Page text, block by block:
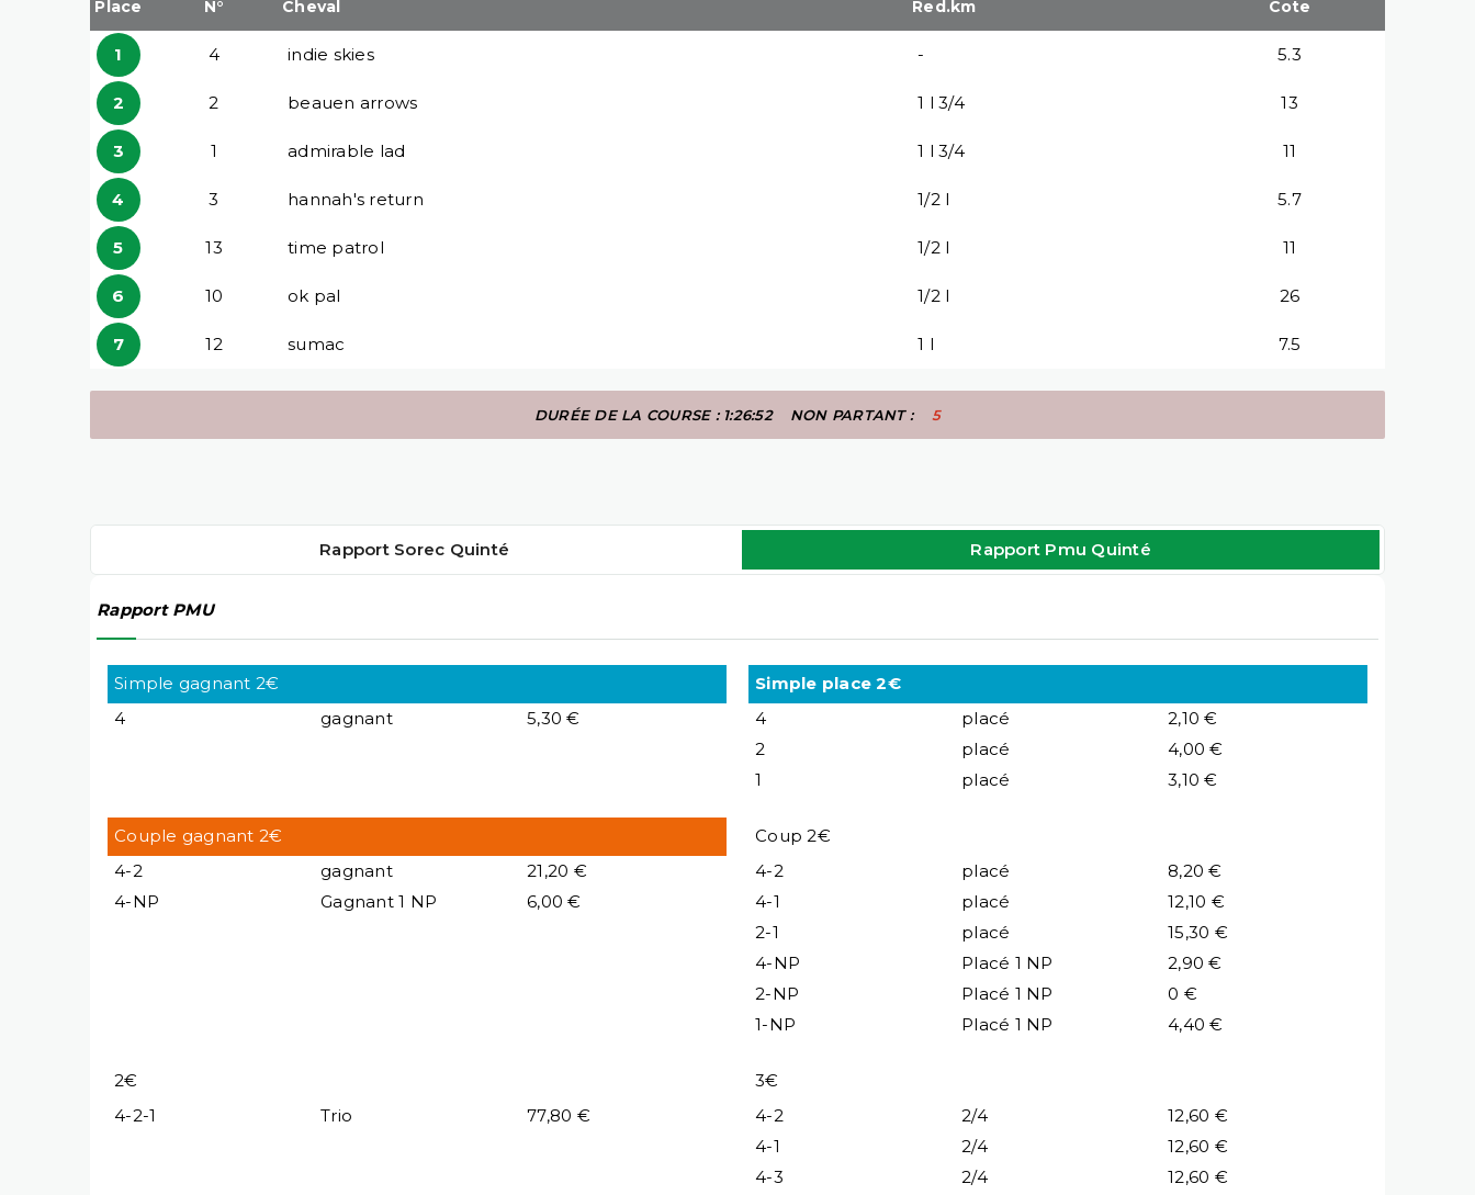
Place N° Cheval Red.km Cote
1 4 indie skies - 5.3
2 2 beauen arrows 1 l 3/4 13
3 1 admirable lad 1 l 3/4 11
4 3 hannah's return 1/2 l 5.7
5 13 time patrol 1/2 l 11
6 10 ok pal 1/2 l 26
7 12 sumac 1 l 7.5
DURÉE DE LA COURSE : 1:26:52 NON PARTANT : 5
Rapport Sorec Quinté Rapport Pmu Quinté
Rapport PMU
Simple gagnant 2€
4
gagnant 5,30 €
Simple place 2€
4
placé
2,10 €
2
placé
4,00 €
1
placé 3,10 €
Couple gagnant 2€
4-2
gagnant
21,20 €
4-NP
Gagnant 1 NP 6,00 €
Coup 2€
4-2
placé
8,20 €
4-1
placé
12,10 €
2-1
placé
15,30 €
4-NP
Placé 1 NP
2,90 €
2-NP
Placé 1 NP
0 €
1-NP
Placé 1 NP 4,40 €
2€
4-2-1
Trio 77,80 €
3€
4-2
2/4
12,60 €
4-1
2/4
12,60 €
4-3
2/4
12,60 €